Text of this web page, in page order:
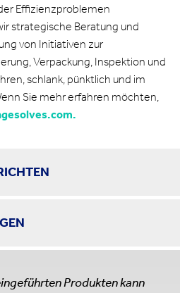
Effizienzproblemen
strategische Beratung und
von Initiativen zur
Verpackung, Inspektion und
schlank, pünktlich und im
Sie mehr erfahren möchten,
Produkten kann